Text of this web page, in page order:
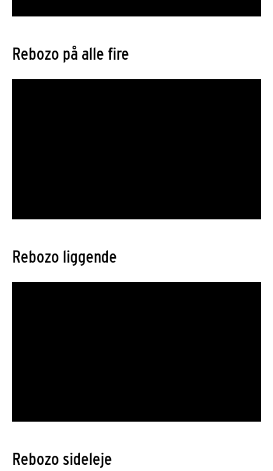
Rebozo på alle fire
Rebozo liggende
Rebozo sideleje